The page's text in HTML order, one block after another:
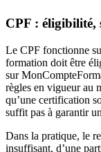
CPF : éligibilité,
Le CPF fonctionne
formation doit être
sur
règles en vigueur au
qu’une certification
suffit pas à garantir
Dans la pratique, le
insuffisant, d’une